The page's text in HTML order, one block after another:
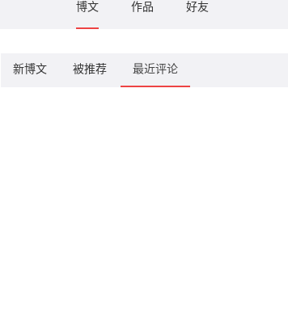
博文 作品 好友
新博文 被推荐 最近评论